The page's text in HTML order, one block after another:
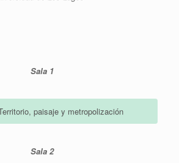
Sala 1
paisaje y metropolización
Sala 2